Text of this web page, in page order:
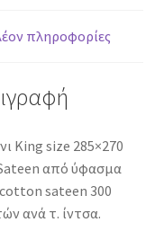
πληροφορίες
King size 285×270
από ύφασμα
sateen 300
ανά τ. ίντσα.